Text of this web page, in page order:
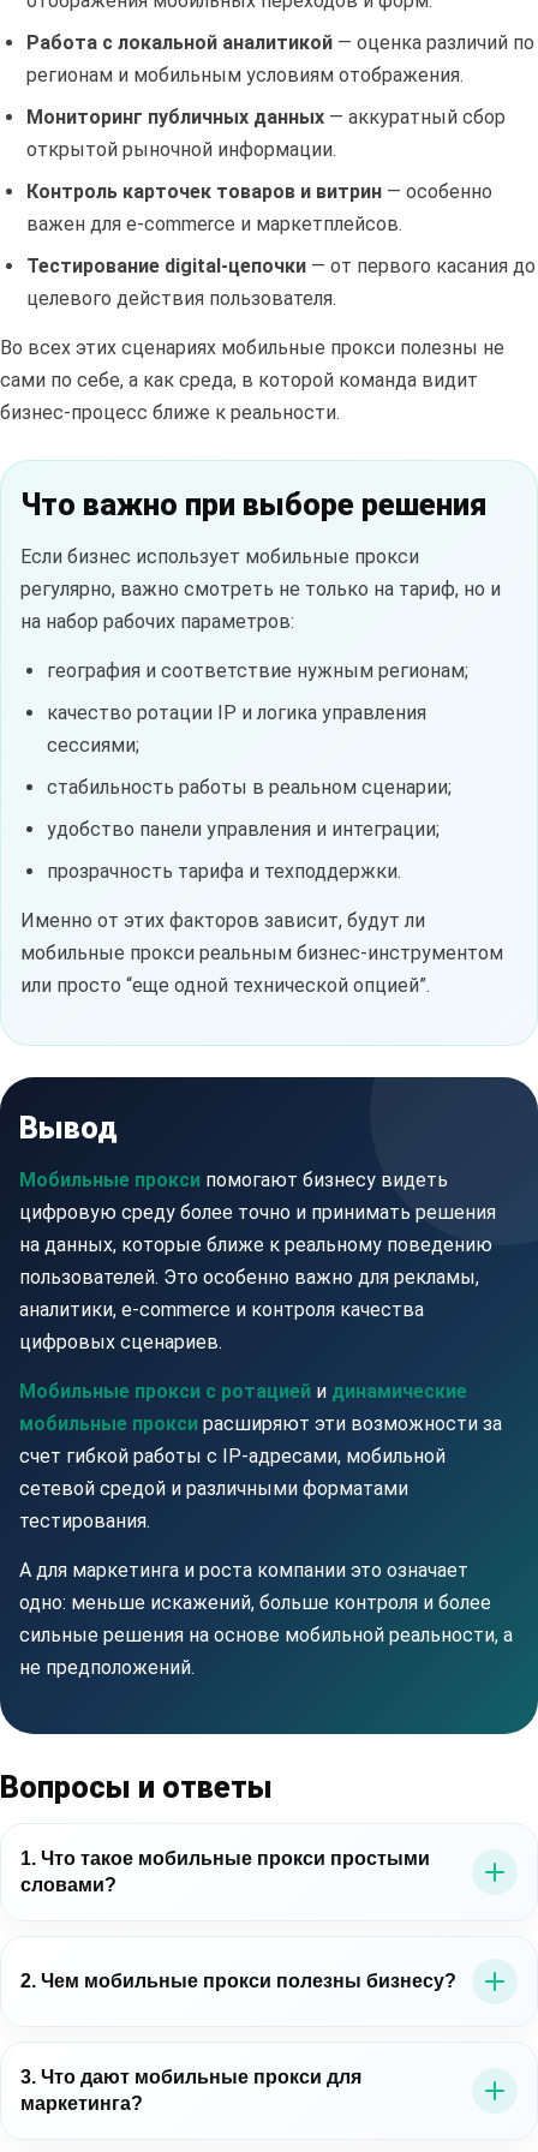
Работа с локальной аналитикой — оценка различий по
регионам и мобильным условиям отображения.
Мониторинг публичных данных — аккуратный сбор
открытой рыночной информации.
Контроль карточек товаров и витрин — особенно
важен для e-commerce и маркетплейсов.
Тестирование digital-цепочки — от первого касания до
целевого действия пользователя.
Во всех этих сценариях мобильные прокси полезны не
сами по себе, а как среда, в которой команда видит
бизнес-процесс ближе к реальности.
Что важно при выборе решения
Если бизнес использует мобильные прокси
регулярно, важно смотреть не только на тариф, но и
на набор рабочих параметров:
география и соответствие нужным регионам;
качество ротации IP и логика управления
сессиями;
стабильность работы в реальном сценарии;
удобство панели управления и интеграции;
прозрачность тарифа и техподдержки.
Именно от этих факторов зависит, будут ли
мобильные прокси реальным бизнес-инструментом
или просто “еще одной технической опцией”.
Вывод
Мобильные прокси помогают бизнесу видеть
цифровую среду более точно и принимать решения
на данных, которые ближе к реальному поведению
пользователей. Это особенно важно для рекламы,
аналитики, e-commerce и контроля качества
цифровых сценариев.
Мобильные прокси с ротацией и динамические
мобильные прокси расширяют эти возможности за
счет гибкой работы с IP-адресами, мобильной
сетевой средой и различными форматами
тестирования.
А для маркетинга и роста компании это означает
одно: меньше искажений, больше контроля и более
сильные решения на основе мобильной реальности, а
не предположений.
Вопросы и ответы
1. Что такое мобильные прокси простыми
словами?
мобильные IP-адреса операторов связи. Для бизнеса
это важно потому, что позволяет работать в среде,
2. Чем мобильные прокси полезны бизнесу?
проверять цифровые процессы: рекламу, лендинги,
мобильные сценарии, витрины, публичные данные и
3. Что дают мобильные прокси для
маркетинга?